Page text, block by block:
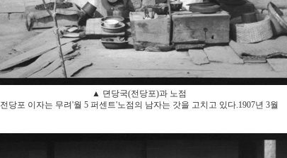
▲ 뎐당국(전당포)과 노점
전당포 이자는 무려'월 5 퍼센트'노점의 남자는 갓을 고치고 있다.1907년 3월